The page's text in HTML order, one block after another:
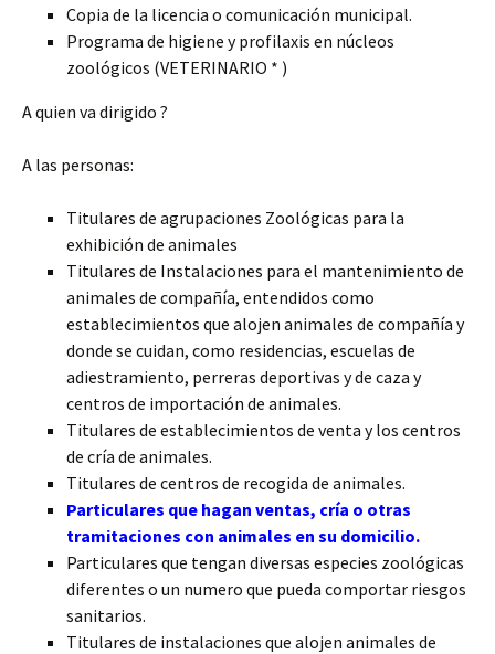
Copia de la licencia o comunicación municipal.
Programa de higiene y profilaxis en núcleos
zoológicos (VETERINARIO * )
A quien va dirigido ?
A las personas:
Titulares de agrupaciones Zoológicas para la
exhibición de animales
Titulares de Instalaciones para el mantenimiento de
animales de compañía, entendidos como
establecimientos que alojen animales de compañía y
donde se cuidan, como residencias, escuelas de
adiestramiento, perreras deportivas y de caza y
centros de importación de animales.
Titulares de establecimientos de venta y los centros
de cría de animales.
Titulares de centros de recogida de animales.
Particulares que hagan ventas, cría o otras
tramitaciones con animales en su domicilio.
Particulares que tengan diversas especies zoológicas
diferentes o un numero que pueda comportar riesgos
sanitarios.
Titulares de instalaciones que alojen animales de